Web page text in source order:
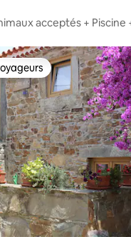
acceptés + Piscine
les plus appréciés